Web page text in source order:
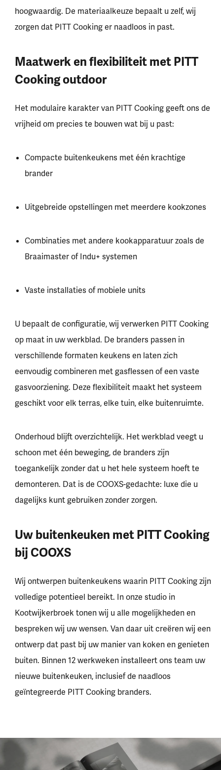
hoogwaardig. De materiaalkeuze bepaalt u zelf, wij
zorgen dat PITT Cooking er naadloos in past.
Maatwerk en flexibiliteit met PITT
Cooking outdoor
Het modulaire karakter van PITT Cooking geeft ons de
vrijheid om precies te bouwen wat bij u past:
Compacte buitenkeukens met één krachtige
brander
Uitgebreide opstellingen met meerdere kookzones
Combinaties met andere kookapparatuur zoals de
BraaimasterofIndu+ systemen
Vaste installaties of mobiele units
U bepaalt de configuratie, wij verwerken PITT Cooking
op maat in uw werkblad. De branders passen in
verschillende formaten keukens en laten zich
eenvoudig combineren met gasflessen of een vaste
gasvoorziening. Deze flexibiliteit maakt het systeem
geschikt voor elk terras, elke tuin, elke buitenruimte.
Onderhoud blijft overzichtelijk. Het werkblad veegt u
schoon met één beweging, de branders zijn
toegankelijk zonder dat u het hele systeem hoeft te
demonteren. Dat is de COOXS-gedachte: luxe die u
dagelijks kunt gebruiken zonder zorgen.
Uw buitenkeuken met PITT Cooking
bij COOXS
Wij ontwerpen buitenkeukens waarin PITT Cooking zijn
volledige potentieel bereikt. In onze studio in
Kootwijkerbroek tonen wij u alle mogelijkheden en
bespreken wij uw wensen. Van daar uit creëren wij een
ontwerp dat past bij uw manier van koken en genieten
buiten. Binnen 12 werkweken installeert ons team uw
nieuwe buitenkeuken, inclusief de naadloos
geïntegreerde PITT Cooking branders.